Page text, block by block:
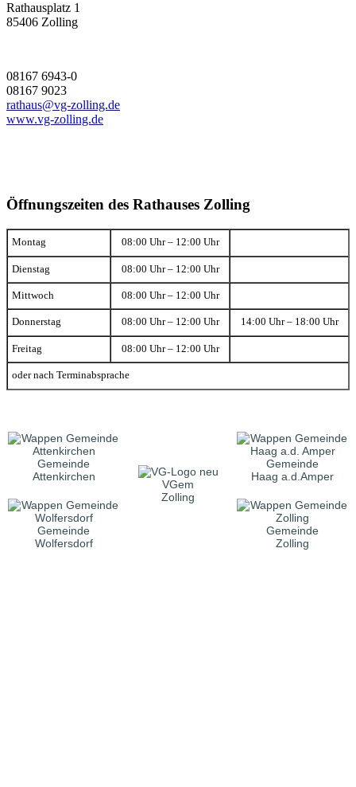
Rathausplatz 1
85406 Zolling
08167 6943-0
08167 9023
rathaus@vg-zolling.de
www.vg-zolling.de
Öffnungszeiten des Rathauses Zolling
Montag 08:00 Uhr – 12:00 Uhr
Dienstag 08:00 Uhr – 12:00 Uhr
Mittwoch 08:00 Uhr – 12:00 Uhr
Donnerstag 08:00 Uhr – 12:00 Uhr 14:00 Uhr – 18:00 Uhr
Freitag 08:00 Uhr – 12:00 Uhr
oder nach Terminabsprache
Gemeinde
Attenkirchen
VGem
Zolling
Gemeinde
Haag a.d.Amper
Gemeinde
Wolfersdorf
Gemeinde
Zolling